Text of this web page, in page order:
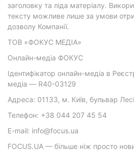
заголовку та ліда матеріалу.
тексту можливе лише за умови
дозволу Компанії.
ТОВ «ФОКУС МЕДІА»
Онлайн-медіа ФОКУС
Ідентифікатор онлайн-медіа в
медіа — R40-03129
Адреса: 01133, м. Київ, бульвар
Телефон: +38 044 207 45 54
E-mail: info@focus.ua
FOCUS.UA — більше ніж просто